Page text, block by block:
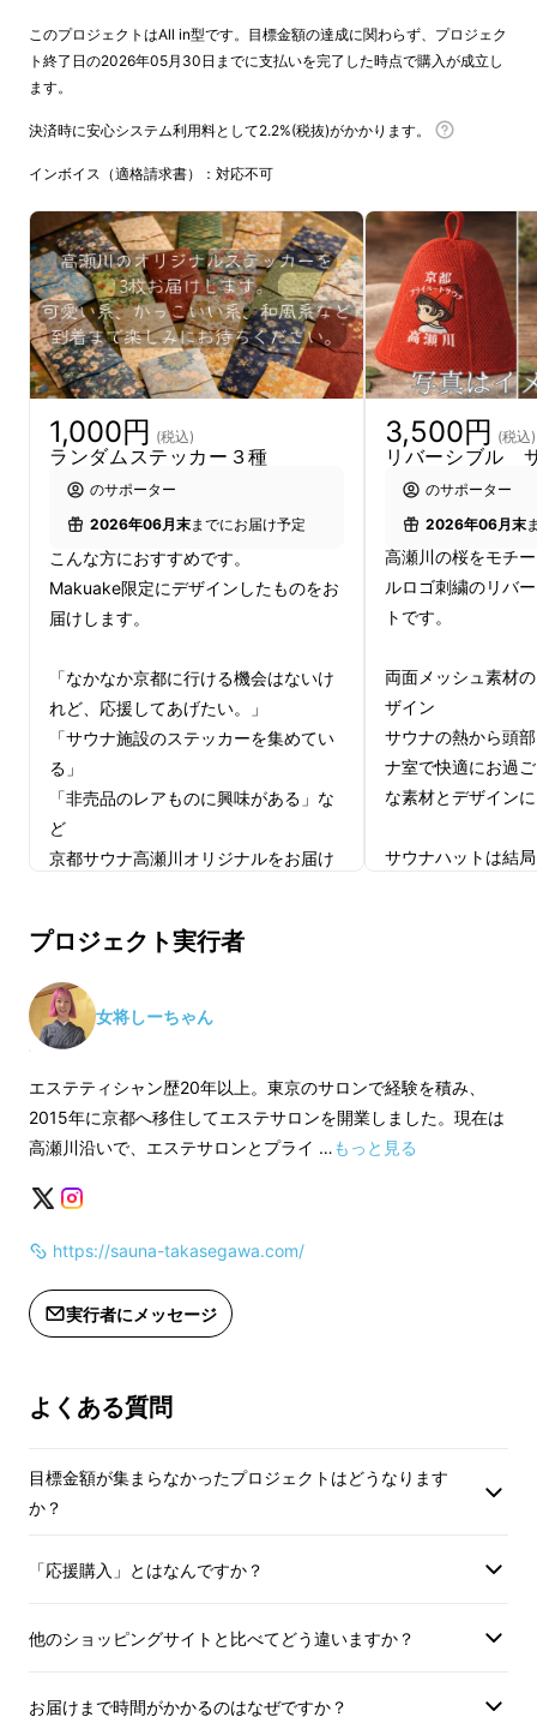
東京のサロンで経験を積み、その後独立をきっ
を開業しました。
おかげさまで現在は京都でのサロン開業11年目
を迎えました。
日々、高瀬川や木屋町の風情ある景色の中で仕
事をするうちに、
「この高瀬川を眺めながらサウナに入れたら」
と
強く感じるようになりました。
その思いがきっかけとなり、高瀬川沿いに
る”
２名様でご利用いただける
プライベートサウナをつくるプロジェクトを立
ち上げました。
今回のプロジェクトの一番の目的は、外気浴ス
このプロジェクトはAll in型です。目標金額の達成に関わらず、プロジェク
ト終了日の2026年05月30日までに支払いを完了した時点で購入が成立し
ます。
決済時に安心システム利用料として2.2%(税抜)がかかります。
インボイス（適格請求書）：対応不可
1,000円 (税込)
ランダムステッカー３種
のサポーター
2026年06月末までにお届け予定
こんな方におすすめです。
Makuake限定にデザインしたものをお
届けします。
「なかなか京都に行ける機会はないけ
れど、応援してあげたい。」
「サウナ施設のステッカーを集めてい
る」
「非売品のレアものに興味がある」な
ど
京都サウナ高瀬川オリジナルをお届け
ランダムで3種類のステッカー。
どれが届くかは開けてからのお楽しみ
です。
3,500円 (税込)
リバーシブル
のサポーター
2026年06月末
高瀬川の桜をモチ
ルロゴ刺繍のリバ
トです。
両面メッシュ素材
ザイン
サウナの熱から頭
ナ室で快適にお過
な素材とデザイン
サウナハットは結
か、そして男女関
のサウナハットと
な、でも派手すぎ
プロジェクト実行者
女将しーちゃん
エステティシャン歴20年以上。東京のサロンで経験を積み、
2015年に京都へ移住してエステサロンを開業しました。現在は
高瀬川沿いで、エステサロンとプライ …もっと見る
https://sauna-takasegawa.com/
実行者にメッセージ
よくある質問
目標金額が集まらなかったプロジェクトはどうなります
か？
「応援購入」とはなんですか？
他のショッピングサイトと比べてどう違いますか？
お届けまで時間がかかるのはなぜですか？